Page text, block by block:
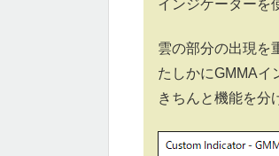
インジケーターを
雲の部分の出現を
たしかにGMMAイ
きちんと機能を分